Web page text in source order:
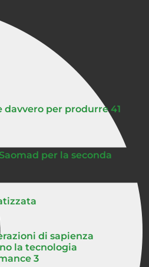
per produrre 41
per la seconda
di sapienza
la tecnologia
3